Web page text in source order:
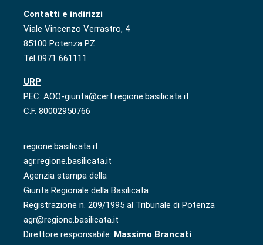
Contatti e indirizzi
Viale Vincenzo Verrastro, 4
85100 Potenza PZ
Tel 0971 661111
URP
PEC: AOO-giunta@cert.regione.basilicata.it
C.F. 80002950766
regione.basilicata.it
agr.regione.basilicata.it
Agenzia stampa della
Giunta Regionale della Basilicata
Registrazione n. 209/1995 al Tribunale di Potenza
agr@regione.basilicata.it
Direttore responsabile: Massimo Brancati